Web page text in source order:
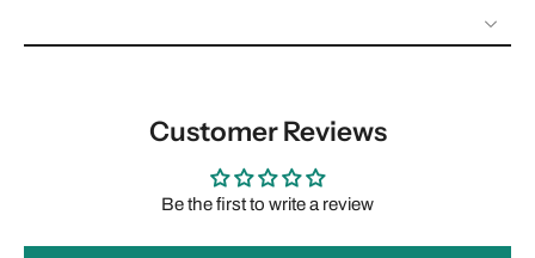
Customer Reviews
Be the first to write a review